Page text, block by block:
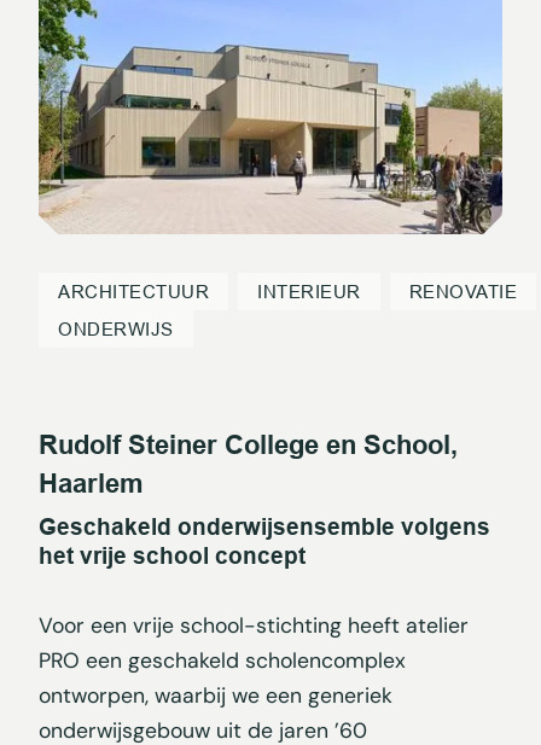
ARCHITECTUUR INTERIEUR
RENOVATIE
ONDERWIJS
Rudolf Steiner College en School,
Haarlem
Geschakeld onderwijsensemble volgens
het vrije school concept
Voor een vrije school-stichting heeft atelier
PRO een geschakeld scholencomplex
ontworpen, waarbij we een generiek
onderwijsgebouw uit de jaren ’60